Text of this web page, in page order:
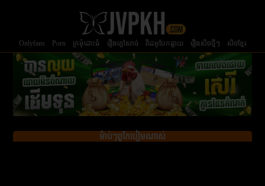
Onlyfans Porn ក្រមំុដោះធំ រឿងក្ដៅសាច់ វីដេអូបែកធ្លាយ រឿងសិចថ្មីៗ សិចខ្មែរ
ម៉ាប់ៗពូកែបៀមណាស់